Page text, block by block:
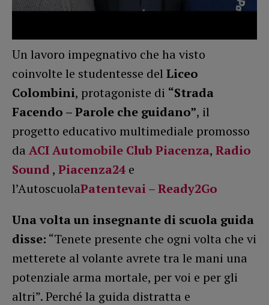
Un lavoro impegnativo che ha visto
coinvolte le studentesse del Liceo
Colombini, protagoniste di “Strada
Facendo – Parole che guidano”, il
progetto educativo multimediale promosso
da ACI Automobile Club Piacenza, Radio
Sound , Piacenza24 e
l’AutoscuolaPatentevai – Ready2Go
Una volta un insegnante di scuola guida
disse: “Tenete presente che ogni volta che vi
metterete al volante avrete tra le mani una
potenziale arma mortale, per voi e per gli
altri”. Perché la guida distratta e